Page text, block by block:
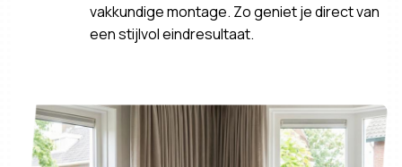
vakkundige montage. Zo geniet je direct van
een stijlvol eindresultaat.